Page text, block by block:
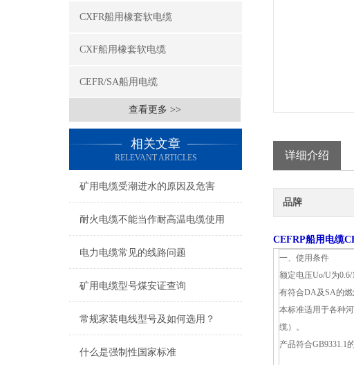
CXFR船用橡套软电缆
CXF船用橡套软电缆
CEFR/SA船用电缆
查看更多 >>
相关文章
RELEVANT ARTICLES
矿用电缆受潮进水的原因及危害
耐火电缆不能当作耐高温电缆使用
电力电缆常见的线路问题
矿用电缆型号煤安证查询
常规家装电线型号及如何选用？
什么是强制性国家标准
详细介绍
品牌
CEFRP船用电缆
一、使用条件
额定电压Uo/U为
有符合DA及SA的燃
本标准适用于各种
缆）。
产品符合GB9331.1